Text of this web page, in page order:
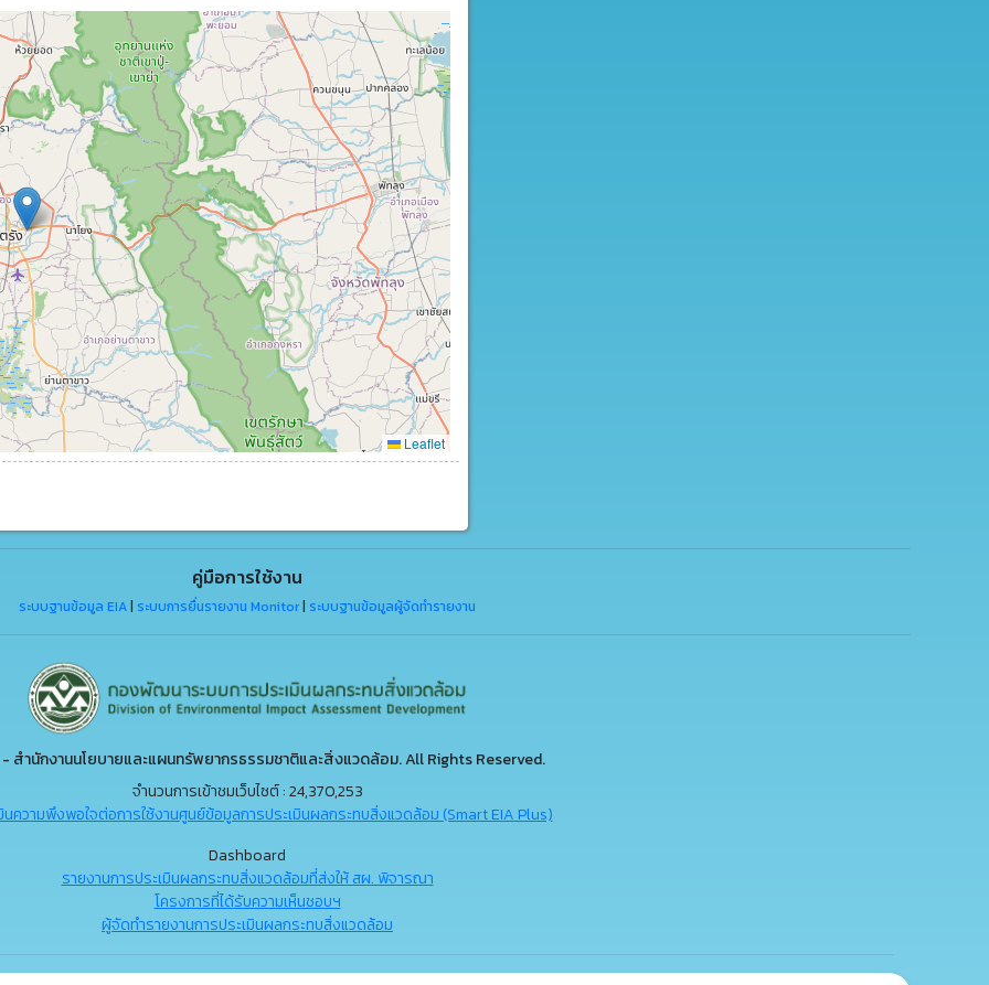
Leaflet
คู่มือการใช้งาน
ระบบฐานข้อมูล EIA ระบบการยื่นรายงาน Monitor ระบบฐานข้อมูลผู้จัดทำรายงาน
สำนักงานนโยบายและแผนทรัพยากรธรรมชาติและสิ่งแวดล้อม. All Rights Reserved.
จำนวนการเข้าชมเว็บไซต์ : 24,370,253
นความพึงพอใจต่อการใช้งานศูนย์ข้อมูลการประเมินผลกระทบสิ่งแวดล้อม (Smart EIA Plus)
Dashboard
รายงานการประเมินผลกระทบสิ่งแวดล้อมที่ส่งให้ สผ. พิจารณา
โครงการที่ได้รับความเห็นชอบฯ
ผู้จัดทำรายงานการประเมินผลกระทบสิ่งแวดล้อม